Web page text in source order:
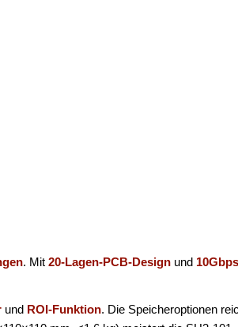
. Mit 20-Lagen-PCB-Design und
und ROI-Funktion. Die Speicheroptionen